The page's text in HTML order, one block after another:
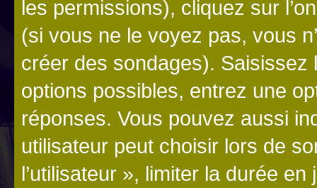
les permissions), cliquez sur
(si vous ne le voyez pas, vous
créer des sondages).
options possibles, entrez une
réponses. Vous pouvez aussi
utilisateur peut choisir lors de
l’utilisateur », limiter la durée